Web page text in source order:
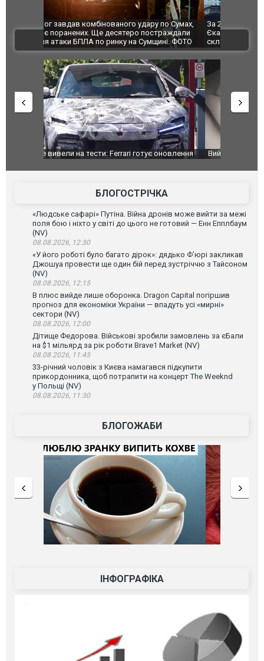
За 2000 кілометрів від кордону з Україною: в
Єкатеринбурзі після атаки дронів загорівся
склад Wildberries. ФОТО. ВІДЕО
"Мої
ВІДЕО
Вийшов трейлер нової екранізації легендарного
фільму "Афера Томаса Крауна"
БЛОГОСТРІЧКА
«Людське сафарі» Путіна. Війна дронів може вийти за межі
поля бою і ніхто у світі до цього не готовий — Енн Епплбаум
(NV)
08.08.2026, 12:30
«У його роботі було багато дірок»: дядько Ф’юрі закликав
Джошуа провести ще один бій перед зустріччю з Тайсоном
(NV)
08.08.2026, 12:15
В плюс вийде лише оборонка. Dragon Capital погіршив
прогноз для економіки України — впадуть усі «мирні»
сектори (NV)
08.08.2026, 12:00
Дітище Федорова. Військові зробили замовлень за єБали
на $1 мільярд за рік роботи Brave1 Market (NV)
08.08.2026, 11:45
33-річний чоловік з Києва намагався підкупити
прикордонника, щоб потрапити на концерт The Weeknd
у Польщі (NV)
08.08.2026, 11:30
БЛОГОЖАБИ
ІНФОГРАФІКА